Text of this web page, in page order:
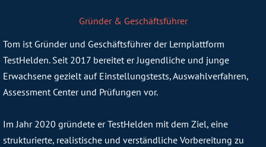
Gründer & Geschäftsführer
Tom ist Gründer und Geschäftsführer der Lernplattform
TestHelden. Seit 2017 bereitet er Jugendliche und junge
Erwachsene gezielt auf Einstellungstests, Auswahlverfahren,
Assessment Center und Prüfungen vor.
Im Jahr 2020 gründete er TestHelden mit dem Ziel, eine
strukturierte, realistische und verständliche Vorbereitung zu